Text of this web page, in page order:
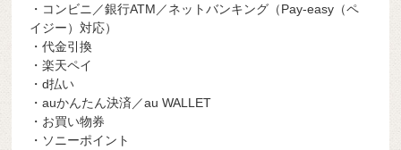
・コンビニ／銀行ATM／ネットバンキング（Pay-easy（ペ
イジー）対応）
・代金引換
・楽天ペイ
・d払い
・auかんたん決済／au WALLET
・お買い物券
・ソニーポイント